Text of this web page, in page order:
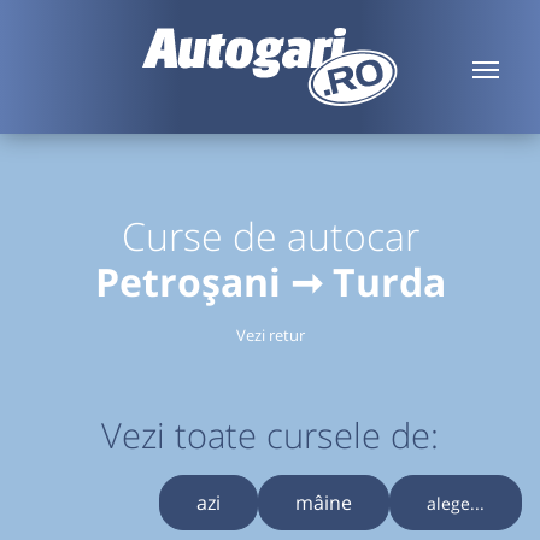
Curse de autocar
Petroșani ➞ Turda
Vezi retur
Vezi toate cursele de:
azi mâine alege...